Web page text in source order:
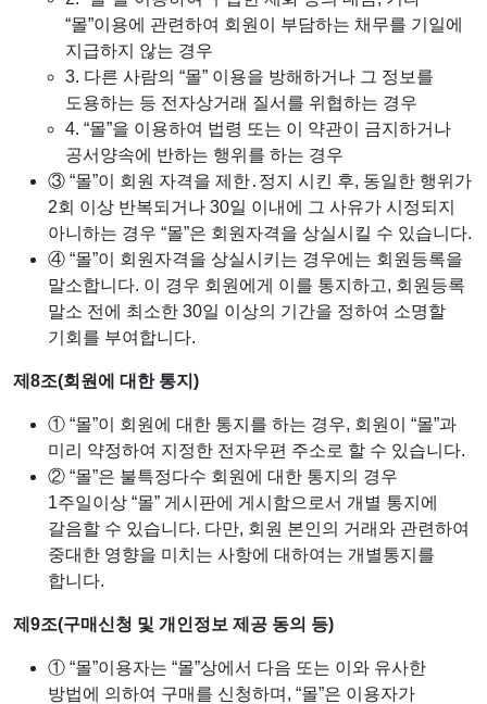
“몰”이용에 관련하여 회원이 부담하는 채무를 기일에
지급하지 않는 경우
3. 다른 사람의 “몰” 이용을 방해하거나 그 정보를
도용하는 등 전자상거래 질서를 위협하는 경우
4. “몰”을 이용하여 법령 또는 이 약관이 금지하거나
공서양속에 반하는 행위를 하는 경우
③ “몰”이 회원 자격을 제한․정지 시킨 후, 동일한 행위가
2회 이상 반복되거나 30일 이내에 그 사유가 시정되지
아니하는 경우 “몰”은 회원자격을 상실시킬 수 있습니다.
④ “몰”이 회원자격을 상실시키는 경우에는 회원등록을
말소합니다. 이 경우 회원에게 이를 통지하고, 회원등록
말소 전에 최소한 30일 이상의 기간을 정하여 소명할
기회를 부여합니다.
제8조(회원에 대한 통지)
① “몰”이 회원에 대한 통지를 하는 경우, 회원이 “몰”과
미리 약정하여 지정한 전자우편 주소로 할 수 있습니다.
② “몰”은 불특정다수 회원에 대한 통지의 경우
1주일이상 “몰” 게시판에 게시함으로서 개별 통지에
갈음할 수 있습니다. 다만, 회원 본인의 거래와 관련하여
중대한 영향을 미치는 사항에 대하여는 개별통지를
합니다.
제9조(구매신청 및 개인정보 제공 동의 등)
① “몰”이용자는 “몰”상에서 다음 또는 이와 유사한
방법에 의하여 구매를 신청하며, “몰”은 이용자가